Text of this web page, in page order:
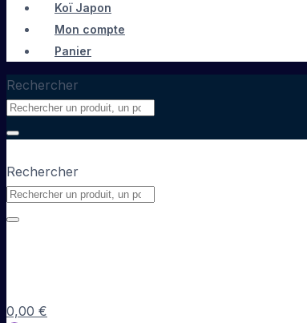
Koï Japon
Mon compte
Panier
Rechercher
Rechercher
0,00 €